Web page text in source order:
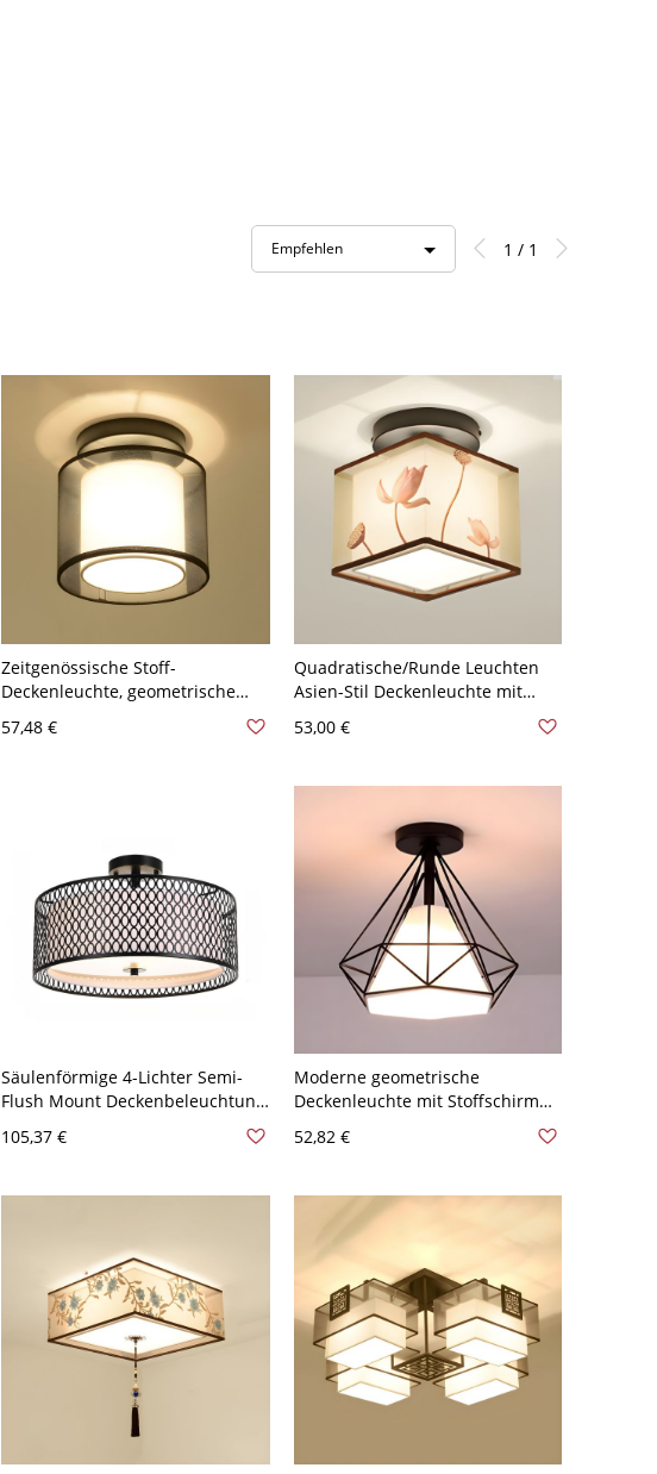
Empfehlen 1 / 1
Zeitgenössische Stoff-
Deckenleuchte, geometrische
Flur - Schwarz 110V-120V Rund
57,48 €
Quadratische/Runde Leuchten
Asien-Stil Deckenleuchte mit
Stoffschirm für Diele - Quadrat
110V-120V Lotus
53,00 €
Säulenförmige 4-Lichter Semi-
Flush Mount Deckenbeleuchtung
mit strukturiertem Stoffschirm,
110-120V, 16,5"
105,37 €
Moderne geometrische
Deckenleuchte mit Stoffschirm
Schwarz 110V-120V
52,82 €